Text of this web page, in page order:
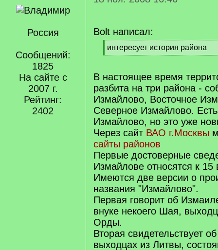
Россия
Сообщений:
1825
На сайте с
2007 г.
Рейтинг:
2402
Bolt написал:
[
q
интересует история района
[
q
]
В настоящее время
разбита на три района -
Измайлово, Восточное
Северное Измайлово.
Измайлово, но это уже
Через сайт ВАО г.Москвы
сайты районов
Первые достоверные
Измайлове относятся к 15
Имеются две версии о
названия "Измайлово".
Первая говорит об
внуке некоего Шая,
Орды.
Вторая свидетельствует
выходцах из Литвы,